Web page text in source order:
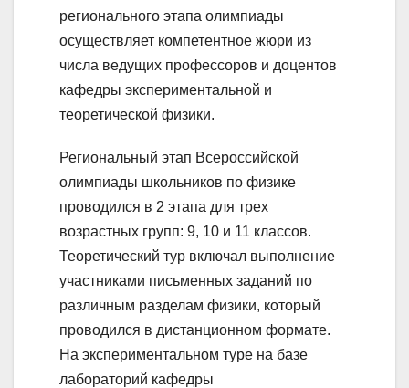
регионального этапа олимпиады
осуществляет компетентное жюри из
числа ведущих профессоров и доцентов
кафедры экспериментальной и
теоретической физики.
Региональный этап Всероссийской
олимпиады школьников по физике
проводился в 2 этапа для трех
возрастных групп: 9, 10 и 11 классов.
Теоретический тур включал выполнение
участниками письменных заданий по
различным разделам физики, который
проводился в дистанционном формате.
На экспериментальном туре на базе
лабораторий кафедры